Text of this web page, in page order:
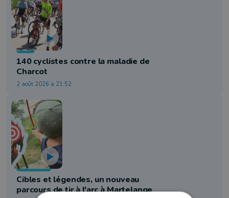
Info
140 cyclistes contre la maladie de
Charcot
2 août 2026 à 21:52
Tourisme
Cibles et légendes, un nouveau
parcours de tir à l'arc à Martelange